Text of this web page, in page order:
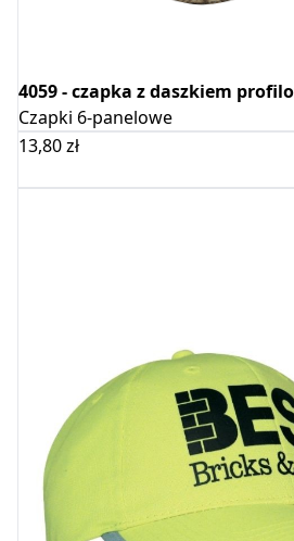
4059 - czapka z daszkiem
Czapki 6-panelowe
13,80zł